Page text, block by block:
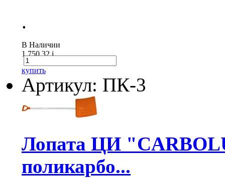
.
В Наличии
1 750.32i
купить
Артикул: ПК-3
Лопата ЦИ
поликарбо...